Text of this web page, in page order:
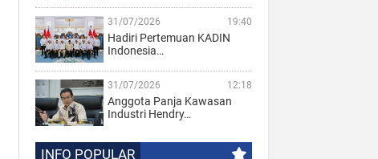
31/07/2026 19:40
Hadiri Pertemuan KADIN
Indonesia…
31/07/2026 12:18
Anggota Panja Kawasan
Industri Hendry…
INFO POPULAR